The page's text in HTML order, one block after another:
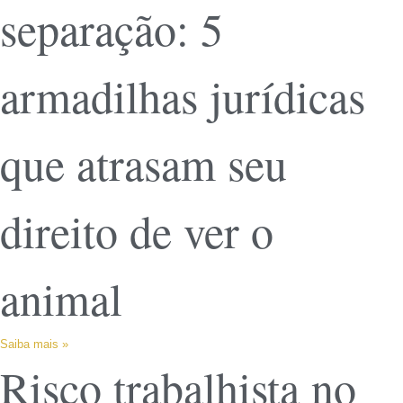
separação: 5
armadilhas jurídicas
que atrasam seu
direito de ver o
animal
Saiba mais »
Risco trabalhista no